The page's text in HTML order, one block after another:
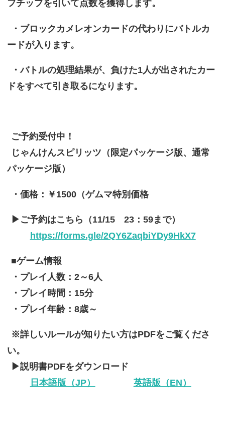
フチップを引いて点数を獲得します。
・ブロックカメレオンカードの代わりにバトルカ
ードが入ります。
・バトルの処理結果が、負けた1人が出されたカー
ドをすべて引き取るになります。
ご予約受付中！
じゃんけんスピリッツ（限定パッケージ版、通常
パッケージ版）
・価格：￥1500（ゲムマ特別価格
▶ご予約はこちら（11/15 23：59まで）
https://forms.gle/2QY6ZaqbiYDy9HkX7
■ゲーム情報
・プレイ人数：2～6人
・プレイ時間：15分
・プレイ年齢：8歳～
※詳しいルールが知りたい方はPDFをご覧くださ
い。
▶説明書PDFをダウンロード
日本語版（JP）
英語版（EN）